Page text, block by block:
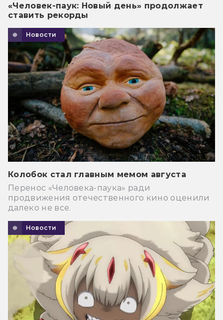
«Человек-паук: Новый день» продолжает
ставить рекорды
Новости
Колобок стал главным мемом августа
Перенос «Человека-паука» ради
продвижения отечественного кино оценили
далеко не все.
Новости